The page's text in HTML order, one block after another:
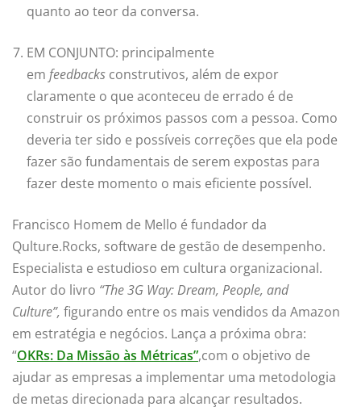
quanto ao teor da conversa.
EM CONJUNTO: principalmente
em feedbacks construtivos, além de expor
claramente o que aconteceu de errado é de
construir os próximos passos com a pessoa. Como
deveria ter sido e possíveis correções que ela pode
fazer são fundamentais de serem expostas para
fazer deste momento o mais eficiente possível.
Francisco Homem de Mello é fundador da
Qulture.Rocks, software de gestão de desempenho.
Especialista e estudioso em cultura organizacional.
Autor do livro “The 3G Way: Dream, People, and
Culture”, figurando entre os mais vendidos da Amazon
em estratégia e negócios. Lança a próxima obra:
“OKRs: Da Missão às Métricas”,com o objetivo de
ajudar as empresas a implementar uma metodologia
de metas direcionada para alcançar resultados.